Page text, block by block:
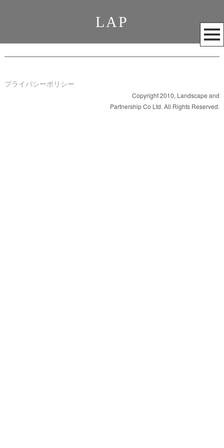
LAP
メ
ニ
ュ
開
く
プライバシーポリシー
Copyright 2010, Landscape and
Partnership Co Ltd. All Rights Reserved.